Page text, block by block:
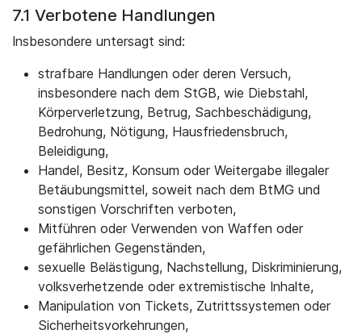
7.1 Verbotene Handlungen
Insbesondere untersagt sind:
strafbare Handlungen oder deren Versuch,
insbesondere nach dem StGB, wie Diebstahl,
Körperverletzung, Betrug, Sachbeschädigung,
Bedrohung, Nötigung, Hausfriedensbruch,
Beleidigung,
Handel, Besitz, Konsum oder Weitergabe illegaler
Betäubungsmittel, soweit nach dem BtMG und
sonstigen Vorschriften verboten,
Mitführen oder Verwenden von Waffen oder
gefährlichen Gegenständen,
sexuelle Belästigung, Nachstellung, Diskriminierung,
volksverhetzende oder extremistische Inhalte,
Manipulation von Tickets, Zutrittssystemen oder
Sicherheitsvorkehrungen,